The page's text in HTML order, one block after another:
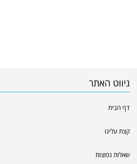
ניווט האתר
דף הבית
קצת עלינו
שאלות נפוצות